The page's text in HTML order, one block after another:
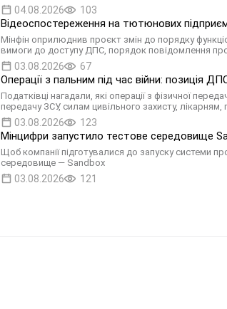
04.08.2026 103
Відеоспостереження на тютюнових
Мінфін оприлюднив проєкт змін до порядку
вимоги до доступу ДПС, порядок повідомлення
03.08.2026 67
Операції з пальним під час війни: позиція
Податківці нагадали, які операції з фізичної
передачу ЗСУ, силам цивільного захисту,
03.08.2026 123
Мінцифри запустило тестове середовище
Щоб компанії підготувалися до запуску системи
середовище — Sandbox
03.08.2026 121